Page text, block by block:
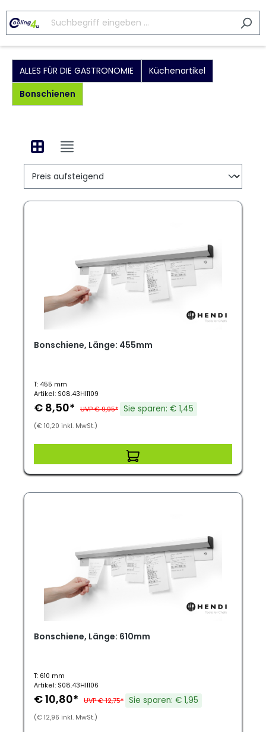
ALLES FÜR DIE GASTRONOMIE
Küchenartikel
Bonschienen
Bonschiene, Länge: 455mm
T: 455 mm
Artikel: S08.43HI1109
€ 8,50* UVP € 9,95* Sie sparen: € 1,45
(€ 10,20 inkl. MwSt.)
Bonschiene, Länge: 610mm
T: 610 mm
Artikel: S08.43HI1106
€ 10,80* UVP € 12,75* Sie sparen: € 1,95
(€ 12,96 inkl. MwSt.)